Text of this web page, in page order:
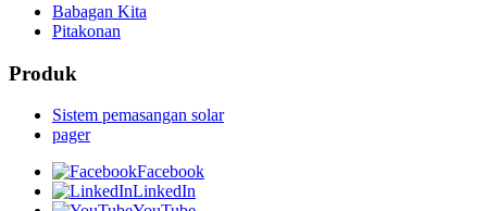
Babagan Kita
Pitakonan
Produk
Sistem pemasangan solar
pager
Facebook
LinkedIn